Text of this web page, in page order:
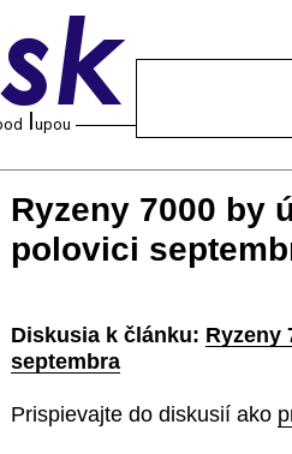
Ryzeny 7000 by
polovici
Diskusia k článku: Ryzeny
septembra
Prispievajte do diskusií ako